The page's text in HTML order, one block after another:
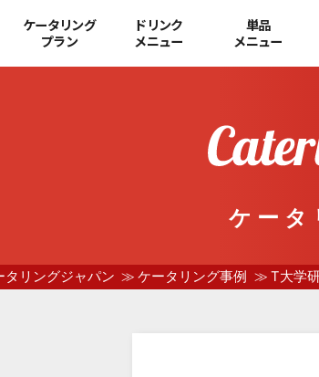
ケータリング
プラン
ドリンク
メニュー
単品
メニュー
ケータ
リングジャパン ケータリング事例 T大学